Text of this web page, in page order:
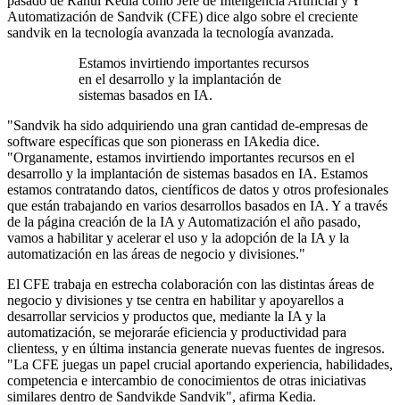
Automatización de Sandvik (CFE) dice algo sobre el creciente
sandvik en la tecnología avanzada la tecnología avanzada.
Estamos invirtiendo importantes recursos
en el desarrollo y la implantación de
sistemas basados en IA.
"Sandvik ha sido adquiriendo una gran cantidad de-empresas de
software específicas que son pionerass en IAkedia dice.
"Organamente, estamos invirtiendo importantes recursos en el
desarrollo y la implantación de sistemas basados en IA. Estamos
estamos contratando datos, científicos de datos y otros profesionales
que están trabajando en varios desarrollos basados en IA. Y a través
de la página creación de la IA y Automatización el año pasado,
vamos a habilitar y acelerarel uso y la adopción de la IA y la
automatización en las áreas de negocio y divisiones."
El CFE trabaja en estrecha colaboración con las distintas áreas de
negocio y divisiones y tse centra en habilitar y apoyarellos a
desarrollar servicios y productos que, mediante la IA y la
automatización, se mejoraráe eficiencia y productividad para
clientess, y en última instancia generate nuevas fuentes de ingresos.
"La CFE juegas un papel crucial aportando experiencia, habilidades,
competencia e intercambio de conocimientos de otras iniciativas
similares dentro de Sandvikde Sandvik", afirma Kedia.